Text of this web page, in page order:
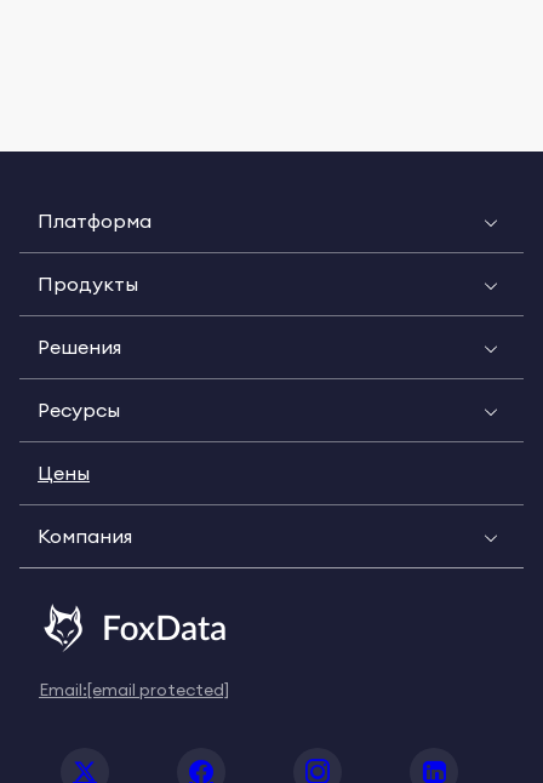
Платформа
Продукты
Решения
Ресурсы
Цены
Компания
Email:[email protected]